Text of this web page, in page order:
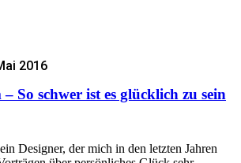
2016
So schwer ist es glücklich zu sein
Designer, der mich in den letzten Jahren